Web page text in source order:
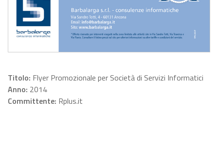
Titolo: Flyer Promozionale per Società di Servizi Informatici
Anno: 2014
Committente: Rplus.it